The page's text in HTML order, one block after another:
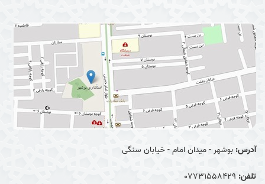
آدرس: بوشهر - میدان امام - خیابان سنگی
تلفن: 07731558429